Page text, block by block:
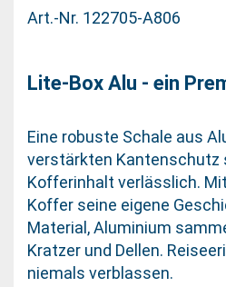
Art.-Nr. 122705-A806
Lite-Box Alu - ein
Eine robuste Schale aus
verstärkten Kantenschutz
Kofferinhalt verlässlich.
Koffer seine eigene
Material, Aluminium
Kratzer und Dellen.
niemals verblassen.